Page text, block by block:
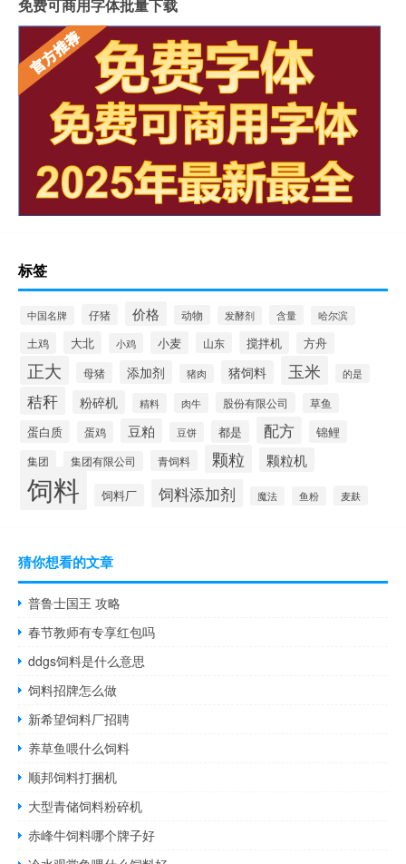
免费可商用字体批量下载
标签
中国名牌 仔猪 价格 动物 发酵剂 含量 哈尔滨
土鸡 大北 小鸡 小麦 山东 搅拌机 方舟
正大 母猪 添加剂 猪肉 猪饲料 玉米 的是
秸秆 粉碎机 精料 肉牛 股份有限公司 草鱼
蛋白质 蛋鸡 豆粕 豆饼 都是 配方 锦鲤
集团 集团有限公司 青饲料 颗粒 颗粒机
饲料 饲料厂 饲料添加剂 魔法 鱼粉 麦麸
猜你想看的文章
普鲁士国王 攻略
春节教师有专享红包吗
ddgs饲料是什么意思
饲料招牌怎么做
新希望饲料厂招聘
养草鱼喂什么饲料
顺邦饲料打捆机
大型青储饲料粉碎机
赤峰牛饲料哪个牌子好